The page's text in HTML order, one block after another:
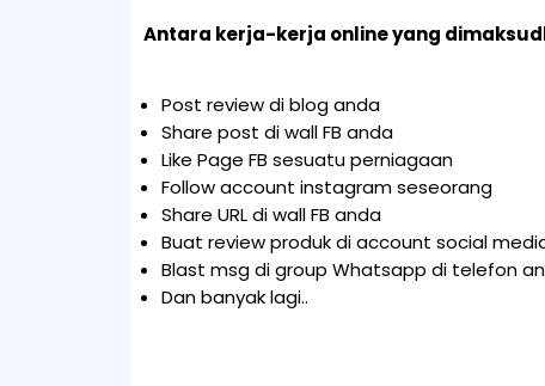
Antara kerja-kerja online yang
Post review di blog anda
Share post di wall FB anda
Like Page FB sesuatu perniagaan
Follow account instagram seseorang
Share URL di wall FB anda
Buat review produk di account social
Blast msg di group Whatsapp di telefon
Dan banyak lagi..